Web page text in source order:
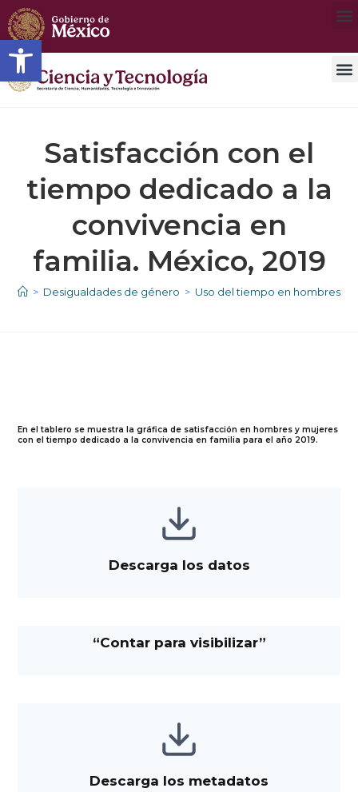
Open toolbar
Satisfacción con el
tiempo dedicado a la
convivencia en
familia. México, 2019
> Desigualdades de género > Uso del tiempo en hombres y
En el tablero se muestra la gráfica de satisfacción en hombres y mujeres
con el tiempo dedicado a la convivencia en familia para el año 2019.
Descarga los datos
“Contar para visibilizar”
Descarga los metadatos